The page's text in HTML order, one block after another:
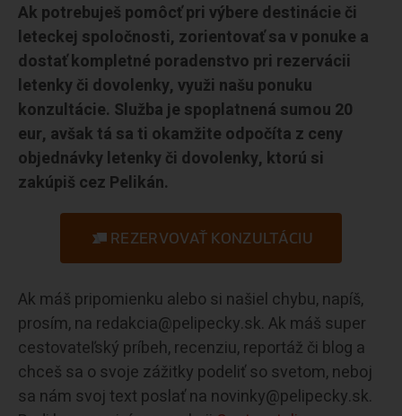
Ak potrebuješ pomôcť pri výbere destinácie či
leteckej spoločnosti, zorientovať sa v ponuke a
dostať kompletné poradenstvo pri rezervácii
letenky či dovolenky, využi našu ponuku
konzultácie. Služba je spoplatnená sumou 20
eur, avšak tá sa ti okamžite odpočíta z ceny
objednávky letenky či dovolenky, ktorú si
zakúpiš cez Pelikán.
REZERVOVAŤ KONZULTÁCIU
Ak máš pripomienku alebo si našiel chybu, napíš,
prosím, na redakcia@pelipecky.sk. Ak máš super
cestovateľský príbeh, recenziu, reportáž či blog a
chceš sa o svoje zážitky podeliť so svetom, neboj
sa nám svoj text poslať na novinky@pelipecky.sk.